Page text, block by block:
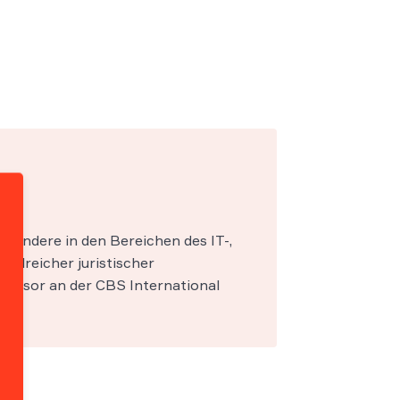
in den Bereichen des IT-,
juristischer
an der CBS International